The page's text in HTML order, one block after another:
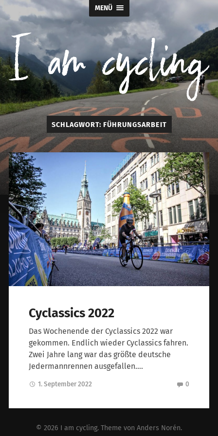
MENÜ
I
am
cycling
SCHLAGWORT: FÜHRUNGSARBEIT
Cyclassics 2022
Das Wochenende der Cyclassics 2022 war
gekommen. Endlich wieder Cyclassics fahren.
Zwei Jahre lang war das größte deutsche
Jedermannrennen ausgefallen….
1. September 2022 0
© 2026 I am cycling. Theme von Anders Norén.